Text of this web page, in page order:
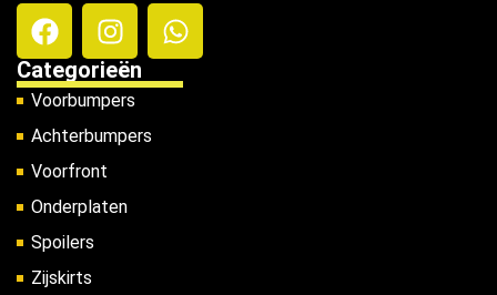
Categorieën
Voorbumpers
Achterbumpers
Voorfront
Onderplaten
Spoilers
Zijskirts